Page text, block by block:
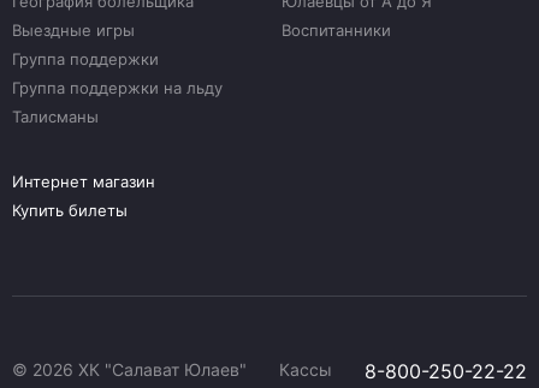
Выездные игры
Группа поддержки
Группа поддержки на льду
Талисманы
Воспитанники
Интернет магазин
Купить билеты
© 2026 ХК "Салават Юлаев" Кассы
8-800-250-22-22